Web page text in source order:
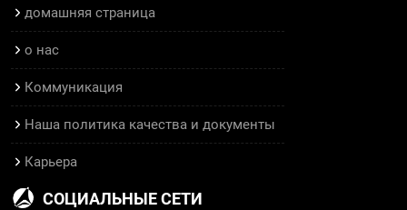
домашняя страница
о нас
Коммуникация
Наша политика качества и документы
Карьера
СОЦИАЛЬНЫЕ СЕТИ